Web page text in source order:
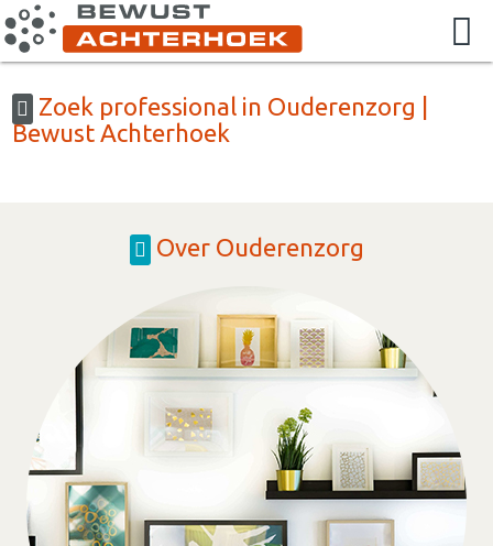
Zoek professional in Ouderenzorg |
Bewust Achterhoek
Over Ouderenzorg